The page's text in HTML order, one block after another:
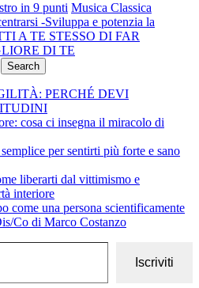
in 9 punti Musica Classica
-Sviluppa e potenzia la
A TE STESSO DI FAR
DI TE
Search
PERCHÉ DEVI
cosa ci insegna il miracolo di
per sentirti più forte e sano
liberarti dal vittimismo e
interiore
come una persona scientificamente
Co di Marco Costanzo
Iscriviti